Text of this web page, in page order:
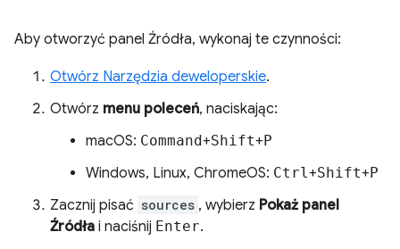
Aby otworzyć panel Źródła, wykonaj te czynności:
Otwórz Narzędzia deweloperskie.
Otwórz menu poleceń, naciskając:
macOS: Command+Shift+P
Windows, Linux, ChromeOS: Ctrl+Shift+P
Zacznij pisać sources , wybierz Pokaż panel
Źródła i naciśnij Enter.